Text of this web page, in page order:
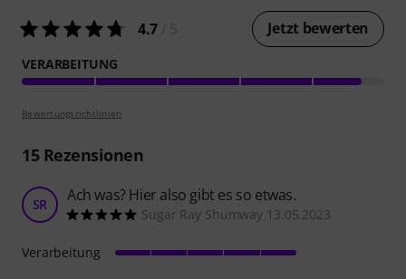
4.7 Jetzt bewerten
VERARBEITUNG
Bewertungsrichtlinien
15Rezensionen
SR Ach was? Hier also gibt es so etwas.
Sugar Ray Shumway 13.05.2023
Verarbeitung